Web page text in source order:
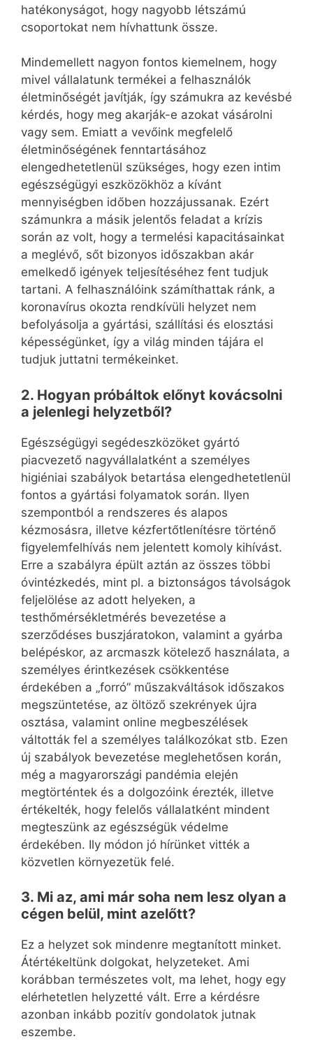
hatékonyságot, hogy nagyobb létszámú
csoportokat nem hívhattunk össze.
Mindemellett nagyon fontos kiemelnem, hogy
mivel vállalatunk termékei a felhasználók
életminőségét javítják, így számukra az kevésbé
kérdés, hogy meg akarják-e azokat vásárolni
vagy sem. Emiatt a vevőink megfelelő
életminőségének fenntartásához
elengedhetetlenül szükséges, hogy ezen intim
egészségügyi eszközökhöz a kívánt
mennyiségben időben hozzájussanak. Ezért
számunkra a másik jelentős feladat a krízis
során az volt, hogy a termelési kapacitásainkat
a meglévő, sőt bizonyos időszakban akár
emelkedő igények teljesítéséhez fent tudjuk
tartani. A felhasználóink számíthattak ránk, a
koronavírus okozta rendkívüli helyzet nem
befolyásolja a gyártási, szállítási és elosztási
képességünket, így a világ minden tájára el
tudjuk juttatni termékeinket.
2. Hogyan próbáltok előnyt kovácsolni
a jelenlegi helyzetből?
Egészségügyi segédeszközöket gyártó
piacvezető nagyvállalatként a személyes
higiéniai szabályok betartása elengedhetetlenül
fontos a gyártási folyamatok során. Ilyen
szempontból a rendszeres és alapos
kézmosásra, illetve kézfertőtlenítésre történő
figyelemfelhívás nem jelentett komoly kihívást.
Erre a szabályra épült aztán az összes többi
óvintézkedés, mint pl. a biztonságos távolságok
feljelölése az adott helyeken, a
testhőmérsékletmérés bevezetése a
szerződéses buszjáratokon, valamint a gyárba
belépéskor, az arcmaszk kötelező használata, a
személyes érintkezések csökkentése
érdekében a „forró” műszakváltások időszakos
megszüntetése, az öltöző szekrények újra
osztása, valamint online megbeszélések
váltották fel a személyes találkozókat stb. Ezen
új szabályok bevezetése meglehetősen korán,
még a magyarországi pandémia elején
megtörténtek és a dolgozóink érezték, illetve
értékelték, hogy felelős vállalatként mindent
megteszünk az egészségük védelme
érdekében. Ily módon jó hírünket vitték a
közvetlen környezetük felé.
3. Mi az, ami már soha nem lesz olyan a
cégen belül, mint azelőtt?
Ez a helyzet sok mindenre megtanított minket.
Átértékeltünk dolgokat, helyzeteket. Ami
korábban természetes volt, ma lehet, hogy egy
elérhetetlen helyzetté vált. Erre a kérdésre
azonban inkább pozitív gondolatok jutnak
eszembe.